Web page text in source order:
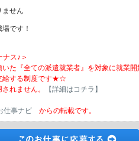
せん
です！
ナス♪＞
た『全ての派遣就業者』を対象に就業開
給する制度です★☆
れません。
【詳細はコチラ】
仕事ナビ からの転載です。